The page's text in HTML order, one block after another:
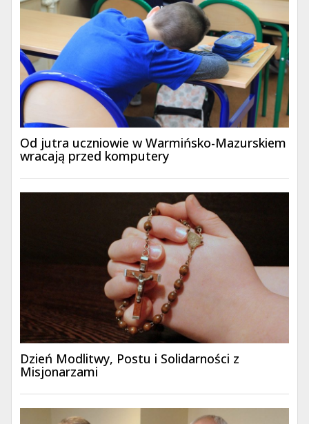
Od jutra uczniowie w Warmińsko-Mazurskiem
wracają przed komputery
Dzień Modlitwy, Postu i Solidarności z
Misjonarzami